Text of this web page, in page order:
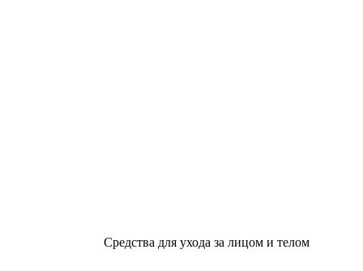
Средства для ухода за лицом и телом